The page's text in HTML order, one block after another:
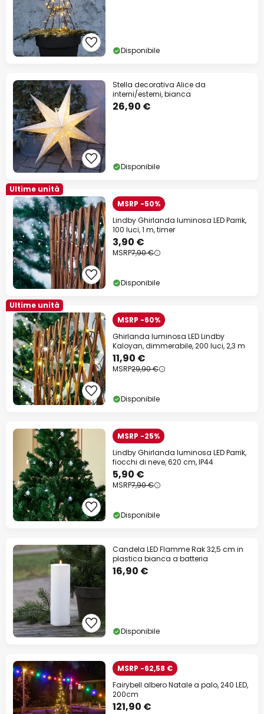
Disponibile
Stella decorativa Alice da
interni/esterni, bianca
26,90 €
Disponibile
Ultime unità
MSRP -50%
Lindby Ghirlanda luminosa LED Parrik,
100 luci, 1 m, timer
3,90 €
MSRP7,90 €
Disponibile
Ultime unità
MSRP -60%
Ghirlanda luminosa LED Lindby
Kaloyan, dimmerabile, 200 luci, 2,3 m
11,90 €
MSRP29,90 €
Disponibile
MSRP -25%
Lindby Ghirlanda luminosa LED Parrik,
fiocchi di neve, 620 cm, IP44
5,90 €
MSRP7,90 €
Disponibile
Candela LED Flamme Rak 32,5 cm in
plastica bianca a batteria
16,90 €
Disponibile
MSRP -62,58 €
Fairybell albero Natale a palo, 240 LED,
200cm
121,90 €